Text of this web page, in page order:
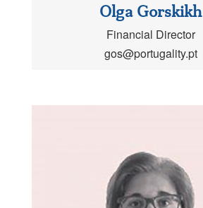
Olga Gorskikh
Financial Director
gos@portugality.pt